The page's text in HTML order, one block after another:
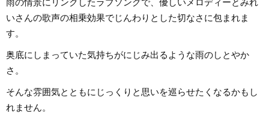
いさんの歌声の相乗効果でじんわりとした切なさに包まれま
す。
奥底にしまっていた気持ちがにじみ出るような雨のしとやか
さ。
そんな雰囲気とともにじっくりと思いを巡らせたくなるかもし
れません。